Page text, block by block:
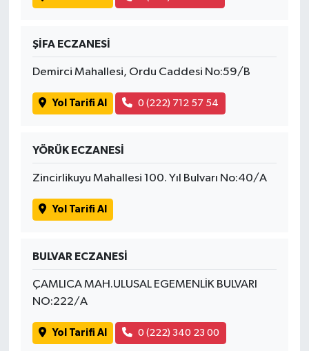
ŞİFA ECZANESİ
Demirci Mahallesi, Ordu Caddesi No:59/B
Yol Tarifi Al 0 (222) 712 57 54
YÖRÜK ECZANESİ
Zincirlikuyu Mahallesi 100. Yıl Bulvarı No:40/A
Yol Tarifi Al
BULVAR ECZANESİ
ÇAMLICA MAH.ULUSAL EGEMENLİK BULVARI
NO:222/A
Yol Tarifi Al 0 (222) 340 23 00